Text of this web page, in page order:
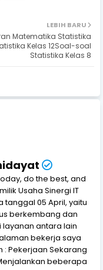
LEBIH BARU
Matematika Statistika
Kelas 12Soal-soal
Statistika Kelas 8
do the best, and
Usaha Sinergi IT
tanggal 05 April, yaitu
berkembang dan
antara lain
bekerja saya
Pekerjaan Sekarang
beberapa